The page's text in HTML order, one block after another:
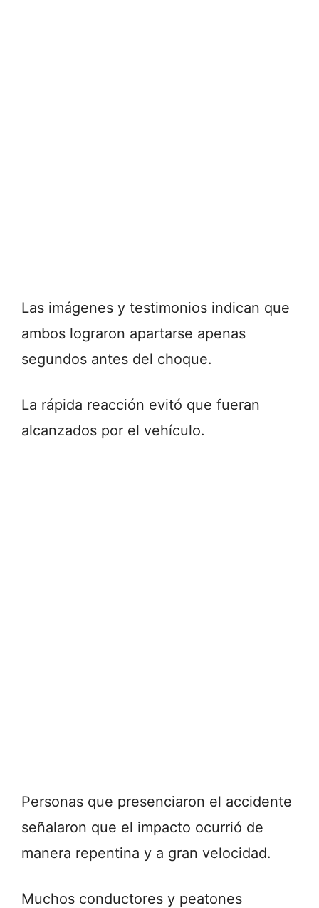
Las imágenes y testimonios indican que
ambos lograron apartarse apenas
segundos antes del choque.
La rápida reacción evitó que fueran
alcanzados por el vehículo.
Personas que presenciaron el accidente
señalaron que el impacto ocurrió de
manera repentina y a gran velocidad.
Muchos conductores y peatones